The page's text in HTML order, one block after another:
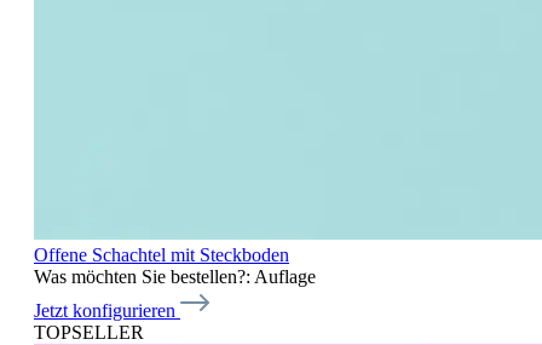
Offene Schachtel mit Steckboden
Was möchten Sie bestellen?: Auflage
Jetzt konfigurieren
TOPSELLER